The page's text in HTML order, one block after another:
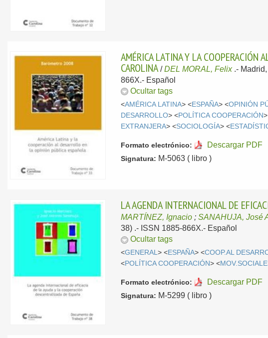
AMÉRICA LATINA Y LA COOPERACIÓN
CAROLINA /DEL MORAL, Felix .- Madrid,
866X.- Español
Ocultar tags
<AMÉRICA LATINA> <ESPAÑA> <OPINIÓN
DESARROLLO> <POLÍTICA COOPERACIÓN
EXTRANJERA> <SOCIOLOGÍA> <
Formato electrónico: Descargar PDF
Signatura: M-5063 ( libro )
LA AGENDA INTERNACIONAL DE
MARTÍNEZ, Ignacio ;SANAHUJA, José
38) .- ISSN 1885-866X.- Español
Ocultar tags
<GENERAL> <ESPAÑA> <COOP.AL
<POLÍTICA COOPERACIÓN> <
Formato electrónico: Descargar PDF
Signatura: M-5299 ( libro )